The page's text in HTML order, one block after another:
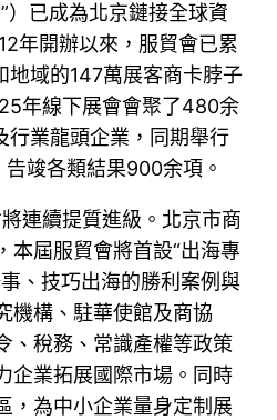
）已成為北京鏈接全球資
年開辦以來，服貿會已累
地域的147萬展客商卡脖子
年線下展會會聚了480余
行業龍頭企業，同期舉行
竣各類結果900余項。
連續提質進級。北京市商
本屆服貿會將首設“出海專
、技巧出海的勝利案例與
機構、駐華使館及商協
、稅務、常識產權等政策
企業拓展國際市場。同時
，為中小企業量身定制展